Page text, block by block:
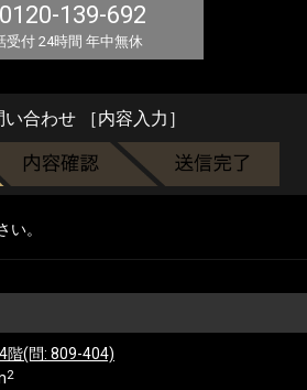
139-692
受付 24時間 年中無休
合わせ ［内容入力］
い。
階(問: 809-404)
2